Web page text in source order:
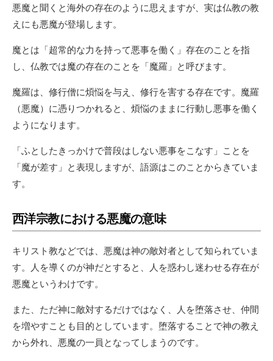
悪魔と聞くと海外の存在のように思えますが、実は仏教の教
えにも悪魔が登場します。
魔とは「超常的な力を持って悪事を働く」存在のことを指
し、仏教では魔の存在のことを「魔羅」と呼びます。
魔羅は、修行僧に煩悩を与え、修行を害する存在です。魔羅
（悪魔）に憑りつかれると、煩悩のままに行動し悪事を働く
ようになります。
「ふとしたきっかけで普段はしない悪事をこなす」ことを
「魔が差す」と表現しますが、語源はこのことからきていま
す。
西洋宗教における悪魔の意味
キリスト教などでは、悪魔は神の敵対者として知られていま
す。人を導くのが神だとすると、人を惑わし迷わせる存在が
悪魔というわけです。
また、ただ神に敵対するだけではなく、人を堕落させ、仲間
を増やすことも目的としています。堕落することで神の教え
から外れ、悪魔の一員となってしまうのです。